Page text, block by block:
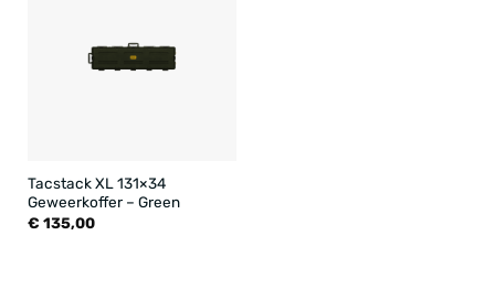
Tacstack XL 131×34
Geweerkoffer – Green
€ 135,00